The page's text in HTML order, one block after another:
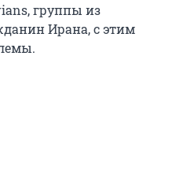
группы из
Ирана, с этим